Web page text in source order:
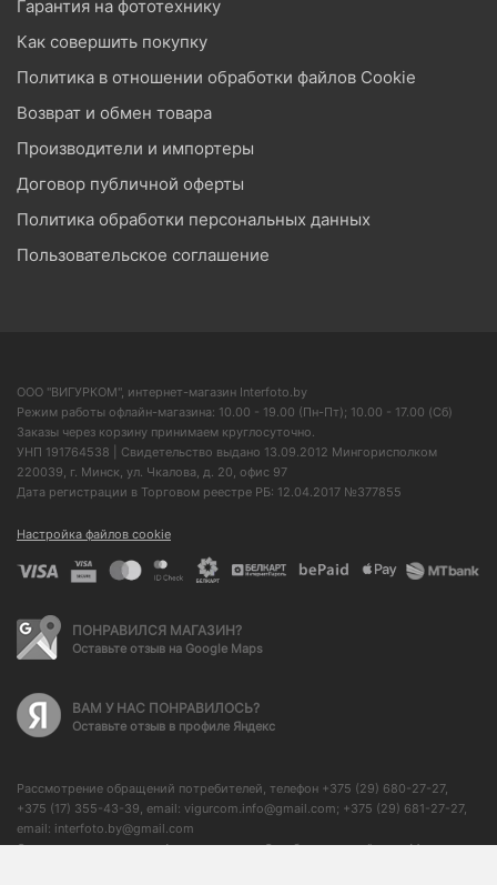
Гарантия на фототехнику
Как совершить покупку
Политика в отношении обработки файлов Cookie
Возврат и обмен товара
Производители и импортеры
Договор публичной оферты
Политика обработки персональных данных
Пользовательское соглашение
ООО "ВИГУРКОМ", интернет-магазин Interfoto.by
Режим работы офлайн-магазина: 10.00 - 19.00 (Пн-Пт); 10.00 - 17.00 (Сб)
Заказы через корзину принимаем круглосуточно.
УНП 191764538 | Свидетельство выдано 13.09.2012 Мингорисполком
220039, г. Минск, ул. Чкалова, д. 20, офис 97
Дата регистрации в Торговом реестре РБ: 12.04.2017 №377855
Настройка файлов cookie
ПОНРАВИЛСЯ МАГАЗИН?
Оставьте отзыв на Google Maps
ВАМ У НАС ПОНРАВИЛОСЬ?
Оставьте отзыв в профиле Яндекс
Рассмотрение обращений потребителей, телефон +375 (29) 680-27-27,
+375 (17) 355-43-39, email: vigurcom.info@gmail.com; +375 (29) 681-27-27,
email: interfoto.by@gmail.com
Отдел торговли и услуг Администрации Октябрьского района г. Минска: +